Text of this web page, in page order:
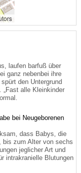
laufen barfuß über
ganz nebenbei ihre
den Untergrund
alle Kleinkinder
bei Neugeborenen
dass Babys, die
bis zum Alter von sechs
jeglicher Art und
intrakranielle Blutungen